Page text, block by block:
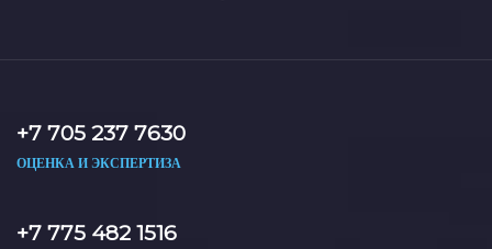
+7 705 237 7630
ОЦЕНКА И ЭКСПЕРТИЗА
+7 775 482 1516